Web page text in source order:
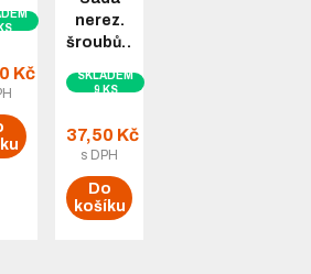
Kč
nerez.
šroubů…
SKLADEM
9 KS
37,50 Kč
s DPH
Do
košíku